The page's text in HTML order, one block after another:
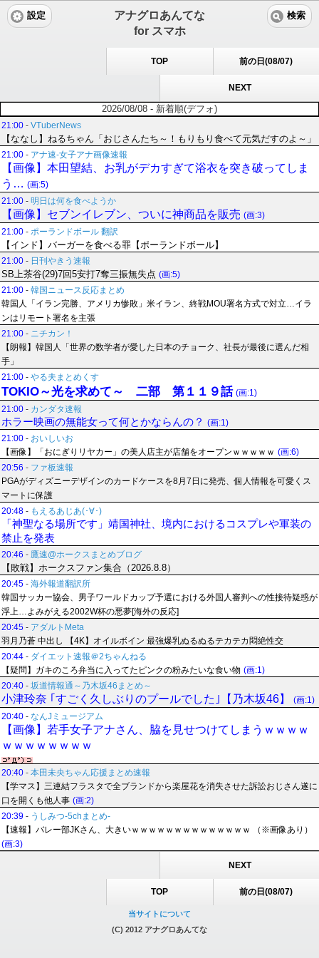
アナグロあんてな
for スマホ
設定 検索
TOP 前の日(08/07)
NEXT
2026/08/08 - 新着順(デフォ)
21:00 - VTuberNews
【ななし】ねるちゃん「おじさんたち～！もりもり食べて元気だすのよ～」
21:00 - アナ速‐女子アナ画像速報
【画像】本田望結、お乳がデカすぎて浴衣を突き破ってしま
う… (画:5)
21:00 - 明日は何を食べようか
【画像】セブンイレブン、ついに神商品を販売 (画:3)
21:00 - ポーランドボール 翻訳
【インド】バーガーを食べる罪【ポーランドボール】
21:00 - 日刊やきう速報
SB上茶谷(29)7回5安打7奪三振無失点 (画:5)
21:00 - 韓国ニュース反応まとめ
韓国人「イラン完勝、アメリカ惨敗」米イラン、終戦MOU署名方式で対立…イラ
ンはリモート署名を主張
21:00 - ニチカン！
【朗報】韓国人「世界の数学者が愛した日本のチョーク、社長が最後に選んだ相
手」
21:00 - やる夫まとめくす
TOKIO～光を求めて～ 二部 第１１９話 (画:1)
21:00 - カンダタ速報
ホラー映画の無能女って何とかならんの？ (画:1)
21:00 - おいしいお
【画像】「おにぎりリヤカー」の美人店主が店舗をオープンｗｗｗｗｗ (画:6)
20:56 - ファ板速報
PGAがディズニーデザインのカードケースを8月7日に発売、個人情報を可愛くス
マートに保護
20:48 - もえるあじあ(･∀･)
「神聖なる場所です」靖国神社、境内におけるコスプレや軍装の
禁止を発表
20:46 - 鷹速@ホークスまとめブログ
【敗戦】ホークスファン集合（2026.8.8）
20:45 - 海外報道翻訳所
韓国サッカー協会、男子ワールドカップ予選における外国人審判への性接待疑惑が
浮上…よみがえる2002W杯の悪夢[海外の反応]
20:45 - アダルトMeta
羽月乃蒼 中出し 【4K】オイルボイン 最強爆乳ぬるぬるテカテカ悶絶性交
20:44 - ダイエット速報＠2ちゃんねる
【疑問】ガキのころ弁当に入ってたピンクの粉みたいな食い物 (画:1)
20:40 - 坂道情報通～乃木坂46まとめ～
小津玲奈 ｢すごく久しぶりのプールでした｣【乃木坂46】
(画:1)
20:40 - なんJミュージアム
【画像】若手女子アナさん、脇を見せつけてしまうｗｗｗｗ
ｗｗｗｗｗｗｗｗ
20:40 - 本田未央ちゃん応援まとめ速報
【学マス】三連結フラスタで全ブランドから楽屋花を消失させた訴訟おじさん遂に
口を開くも他人事 (画:2)
20:39 - うしみつ-5chまとめ-
【速報】バレー部JKさん、大きいｗｗｗｗｗｗｗｗｗｗｗｗｗｗ （※画像あり）
(画:3)
NEXT
TOP 前の日(08/07)
当サイトについて
(C) 2012 アナグロあんてな